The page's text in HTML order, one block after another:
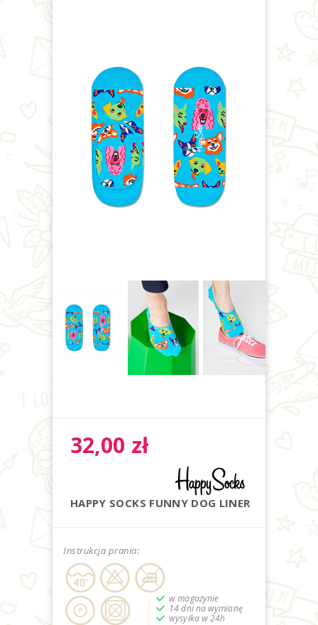
32,00 zł
HAPPY SOCKS FUNNY DOG LINER
Instrukcja prania:
w magazynie
14 dni na wymianę
wysyłka w 24h